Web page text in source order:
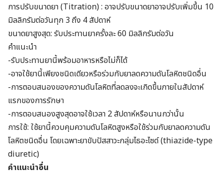
การปรับขนาดยา (Titration) : อาจปรับขนาดยาอาจปรับเพิ่มขึ้น 10
มิลลิกรัมต่อวันทุก 3 ถึง 4 สัปดาห์
ขนาดยาสูงสุด: รับประทานยาครั้งละ 60 มิลลิกรัมต่อวัน
คำแนะนำ
-รับประทานยานี้พร้อมอาหารหรือไม่ก็ได้
-อาจใช้ยานี้เพียงชนิดเดียวหรือร่วมกับยาลดความดันโลหิตชนิดอื่น
-การตอบสนองของความดันโลหิตที่ลดลงจะเกิดขึ้นภายในสัปดาห์
แรกของการรักษา
-การตอบสนองสูงสุดอาจใช้เวลา 2 สัปดาห์หรือนานกว่านั้น
การใช้: ใช้ยานี้ควบคุมความดันโลหิตสูงหรือใช้ร่วมกับยาลดความดัน
โลหิตชนิดอื่น โดยเฉพาะยาขับปัสสาวะกลุ่มไธอะไซด์ (thiazide-type
diuretic)
คำแนะนำอื่น